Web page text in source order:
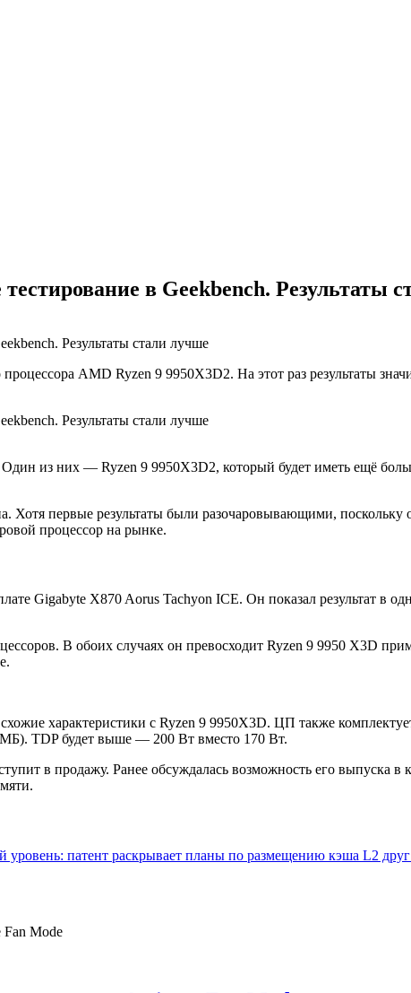
в Geekbench. Результаты
AMD Ryzen 9 9950X3D2. На этот раз результаты
Один из них — Ryzen 9 9950X3D2, который будет иметь ещё
Хотя первые результаты были разочаровывающими,
процессор на рынке.
Gigabyte X870 Aorus Tachyon ICE. Он показал результат в
В обоих случаях он превосходит Ryzen 9 9950 X3D
характеристики с Ryzen 9 9950X3D. ЦП также
TDP будет выше — 200 Вт вместо 170 Вт.
в продажу. Ранее обсуждалась возможность его выпуска
патент раскрывает планы по размещению кэша L2